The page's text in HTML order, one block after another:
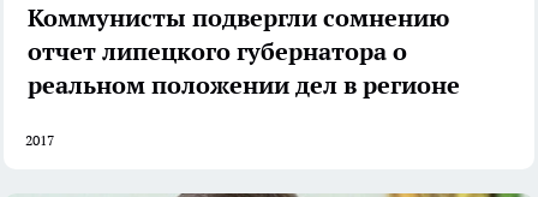
Коммунисты подвергли сомнению
отчет липецкого губернатора о
реальном положении дел в регионе
2017